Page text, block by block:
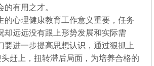
的有用之才。
心理健康教育工作意义重要，任务
却远远没有跟上形势发展和实际需
要进一步提高思想认识，通过狠抓上
头赶上，扭转滞后局面，为培养合格的